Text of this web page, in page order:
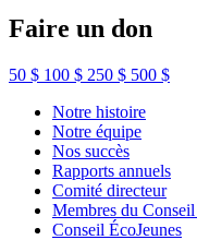
Faire un don
50 $ 100 $ 250 $ 500 $
Notre histoire
Notre équipe
Nos succès
Rapports annuels
Comité directeur
Membres du Conseil
Conseil ÉcoJeunes